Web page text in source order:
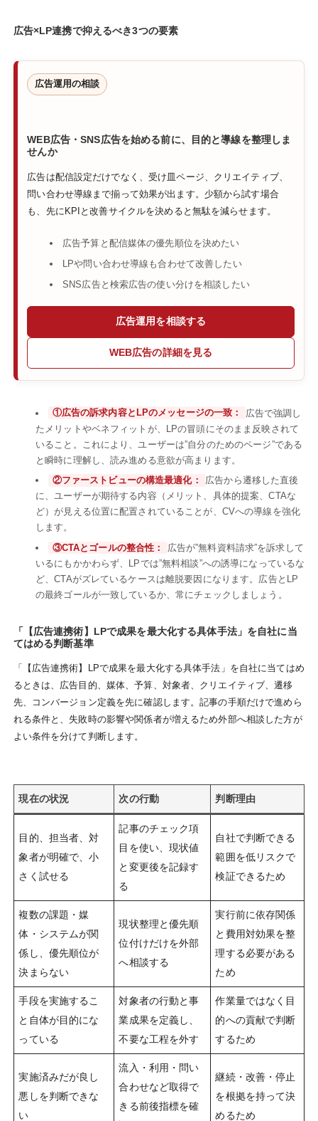
広告×LP連携で抑えるべき3つの要素
広告運用の相談
WEB広告・SNS広告を始める前に、目的と導線を整理しま
せんか
広告は配信設定だけでなく、受け皿ページ、クリエイティブ、
問い合わせ導線まで揃って効果が出ます。少額から試す場合
も、先にKPIと改善サイクルを決めると無駄を減らせます。
広告予算と配信媒体の優先順位を決めたい
LPや問い合わせ導線も合わせて改善したい
SNS広告と検索広告の使い分けを相談したい
広告運用を相談する
WEB広告の詳細を見る
①広告の訴求内容とLPのメッセージの一致：
広告で強調し
たメリットやベネフィットが、LPの冒頭にそのまま反映されて
いること。これにより、ユーザーは”自分のためのページ”である
と瞬時に理解し、読み進める意欲が高まります。
②ファーストビューの構造最適化：
広告から遷移した直後
に、ユーザーが期待する内容（メリット、具体的提案、CTAな
ど）が見える位置に配置されていることが、CVへの導線を強化
します。
③CTAとゴールの整合性：
広告が”無料資料請求”を訴求して
いるにもかかわらず、LPでは”無料相談”への誘導になっているな
ど、CTAがズレているケースは離脱要因になります。広告とLP
の最終ゴールが一致しているか、常にチェックしましょう。
「【広告連携術】LPで成果を最大化する具体手法」を自社に当
てはめる判断基準
「【広告連携術】LPで成果を最大化する具体手法」を自社に当てはめ
るときは、広告目的、媒体、予算、対象者、クリエイティブ、遷移
先、コンバージョン定義を先に確認します。記事の手順だけで進めら
れる条件と、失敗時の影響や関係者が増えるため外部へ相談した方が
よい条件を分けて判断します。
現在の状況 次の行動 判断理由
目的、担当者、対
象者が明確で、小
さく試せる
記事のチェック項
目を使い、現状値
と変更後を記録す
る
自社で判断できる
範囲を低リスクで
検証できるため
複数の課題・媒
体・システムが関
係し、優先順位が
決まらない
現状整理と優先順
位付けだけを外部
へ相談する
実行前に依存関係
と費用対効果を整
理する必要がある
ため
手段を実施するこ
と自体が目的にな
っている
対象者の行動と事
業成果を定義し、
不要な工程を外す
作業量ではなく目
的への貢献で判断
するため
実施済みだが良し
悪しを判断できな
い
流入・利用・問い
合わせなど取得で
きる前後指標を確
継続・改善・停止
を根拠を持って決
めるため